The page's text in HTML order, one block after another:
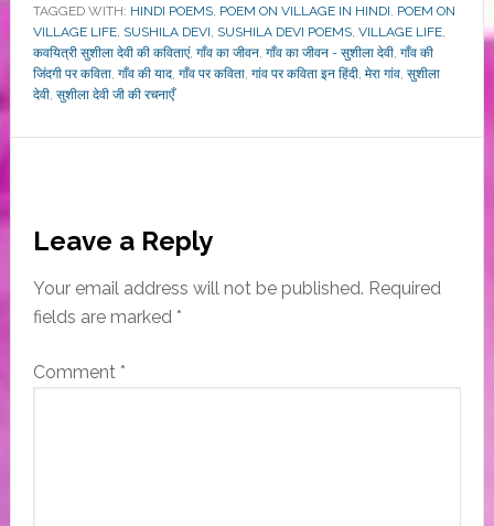
TAGGED WITH: HINDI POEMS, POEM ON VILLAGE IN HINDI, POEM ON
VILLAGE LIFE, SUSHILA DEVI, SUSHILA DEVI POEMS, VILLAGE LIFE,
कवयित्री सुशीला देवी की कविताएं, गाँव का जीवन, गाँव का जीवन - सुशीला देवी, गाँव की
जिंदगी पर कविता, गाँव की याद, गाँव पर कविता, गांव पर कविता इन हिंदी, मेरा गांव, सुशीला
देवी, सुशीला देवी जी की रचनाएँ
Reader
Interactions
Leave a Reply
Your email address will not be published. Required
fields are marked *
Comment *